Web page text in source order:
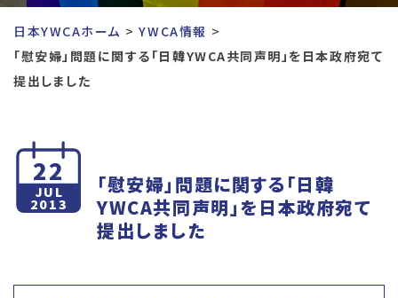
# 東日本大震災被災者支援
# 若い女性のリーダーシップ
日本YWCAホーム
YWCA情報
「慰安婦」問題に関する「日韓YWCA共同声明」を日本政府宛て
提出しました
22
JUL
2013
「慰安婦」問題に関する「日韓
YWCA共同声明」を日本政府宛て
提出しました